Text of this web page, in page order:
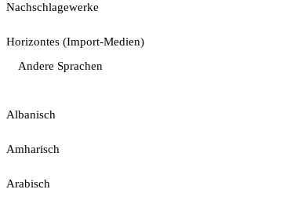
Nachschlagewerke
Horizontes (Import-Medien)
Andere Sprachen
Albanisch
Amharisch
Arabisch